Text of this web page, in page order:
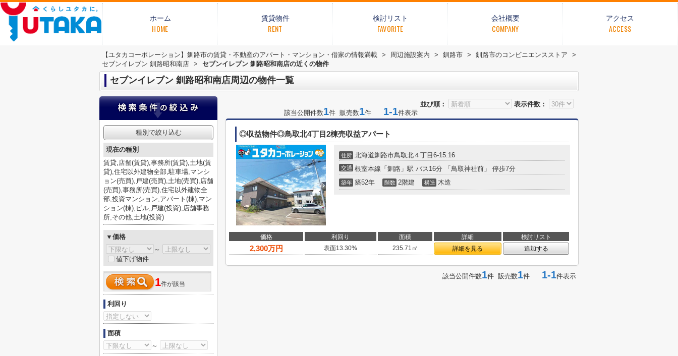
ホーム
HOME
賃貸物件
RENT
検討リスト
FAVORITE
会社概要
COMPANY
アクセス
ACCESS
【ユタカコーポレーション】釧路市の賃貸・不動産のアパート・マンション・借家の情報満載 > 周辺施設案内 > 釧路市 > 釧路市のコンビニエンスストア
>
セブンイレブン 釧路昭和南店 > セブンイレブン 釧路昭和南店の近くの物件
セブンイレブン 釧路昭和南店周辺の物件一覧
並び順：
表示件数：
該当公開件数1件 販売数1件 1-1件表示
◎収益物件◎鳥取北4丁目2棟売収益アパート
住所 北海道釧路市鳥取北 ４丁目6-15.16
交通 根室本線 「 釧路 」駅 バス16分 「鳥取神社前」 停歩7分
築年 築52年 階数 2階建 構造 木造
価格 利回り 面積 詳細 検討リスト
2,300万円 表面13.30% 235.71㎡ 詳細を見る 追加する
該当公開件数1件 販売数1件 1-1件表示
種別で絞り込む
現在の種別
賃貸,店舗(賃貸),事務所(賃貸),土地(賃
貸),住宅以外建物全部,駐車場,マンシ
ョン(売買),戸建(売買),土地(売買),店舗
(売買),事務所(売買),住宅以外建物全
部,投資マンション,アパート(棟),マン
ション(棟),ビル,戸建(投資),店舗事務
所,その他,土地(投資)
▼価格
～
値下げ物件
1件が該当
利回り
面積
～